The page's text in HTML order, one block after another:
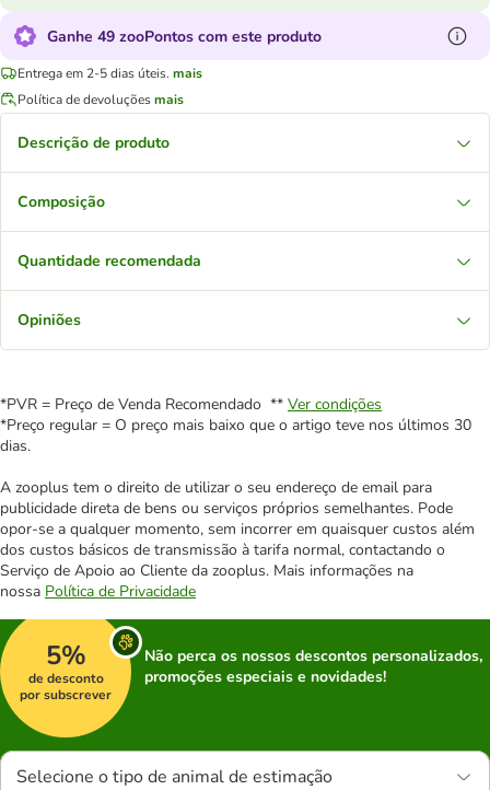
Ganhe 49 zooPontos com este produto
Entrega em 2-5 dias úteis. mais
Política de devoluçõesmais
Descrição de produto
Composição
Quantidade recomendada
Opiniões
*PVR = Preço de Venda Recomendado ** Ver condições
*Preço regular = O preço mais baixo que o artigo teve nos últimos 30
dias.
A zooplus tem o direito de utilizar o seu endereço de email para
publicidade direta de bens ou serviços próprios semelhantes. Pode
opor-se a qualquer momento, sem incorrer em quaisquer custos além
dos custos básicos de transmissão à tarifa normal, contactando o
Serviço de Apoio ao Cliente da zooplus. Mais informações na
nossa Política de Privacidade
5%
de desconto
por subscrever
Não perca os nossos descontos personalizados,
promoções especiais e novidades!
Selecione o tipo de animal de estimação